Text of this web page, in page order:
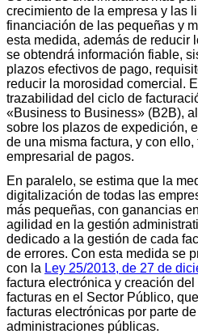
crecimiento de la empresa y las
financiación de las pequeñas y
esta medida, además de reducir
se obtendrá información fiable,
plazos efectivos de pago,
reducir la morosidad comercial.
trazabilidad del ciclo de
«Business to Business» (B2B),
sobre los plazos de expedición,
de una misma factura, y con
empresarial de pagos.
En paralelo, se estima que la
digitalización de todas las
más pequeñas, con ganancias
agilidad en la gestión
dedicado a la gestión de cada
de errores. Con esta medida se
con la Ley 25/2013, de 27 de
factura electrónica y creación
facturas en el Sector Público,
facturas electrónicas por parte
administraciones públicas.